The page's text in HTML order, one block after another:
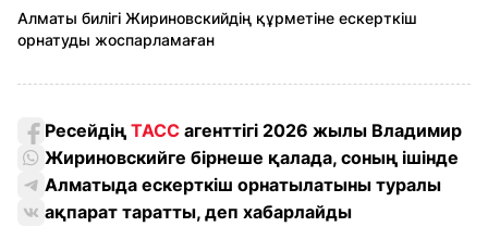
Алматы билігі Жириновскийдің құрметіне ескерткіш
орнатуды жоспарламаған
Ресейдің ТАСС агенттігі 2026 жылы Владимир
Жириновскийге бірнеше қалада, соның ішінде
Алматыда ескерткіш орнатылатыны туралы
ақпарат таратты, деп хабарлайды